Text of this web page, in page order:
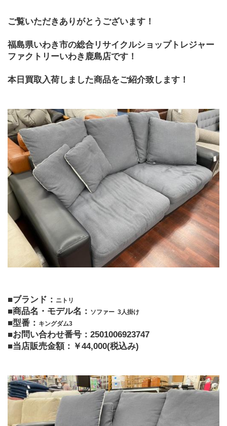
ご覧いただきありがとうございます！
福島県いわき市の総合リサイクルショップトレジャー
ファクトリーいわき鹿島店です！
本日買取入荷しました商品をご紹介致します！
■ブランド： ニトリ
■商品名・モデル名： ソファー  3人掛け
■型番： キングダム3
■お問い合わせ番号：2501006923747
■当店販売金額：￥44,000(税込み)